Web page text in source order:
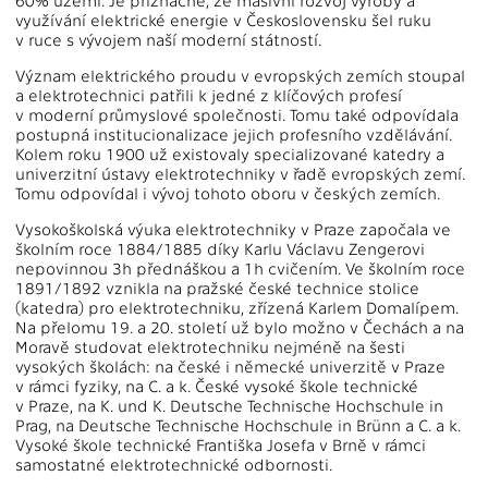
využívání elektrické energie v Československu šel ruku
v ruce s vývojem naší moderní státností.
Význam elektrického proudu v evropských zemích stoupal
a elektrotechnici patřili k jedné z klíčových profesí
v moderní průmyslové společnosti. Tomu také odpovídala
postupná institucionalizace jejich profesního vzdělávání.
Kolem roku 1900 už existovaly specializované katedry a
univerzitní ústavy elektrotechniky v řadě evropských zemí.
Tomu odpovídal i vývoj tohoto oboru v českých zemích.
Vysokoškolská výuka elektrotechniky v Praze započala ve
školním roce 1884/1885 díky Karlu Václavu Zengerovi
nepovinnou 3h přednáškou a 1h cvičením. Ve školním roce
1891/1892 vznikla na pražské české technice stolice
(katedra) pro elektrotechniku, zřízená Karlem Domalípem.
Na přelomu 19. a 20. století už bylo možno v Čechách a na
Moravě studovat elektrotechniku nejméně na šesti
vysokých školách: na české i německé univerzitě v Praze
v rámci fyziky, na C. a k. České vysoké škole technické
v Praze, na K. und K. Deutsche Technische Hochschule in
Prag, na Deutsche Technische Hochschule in Brünn a C. a k.
Vysoké škole technické Františka Josefa v Brně v rámci
samostatné elektrotechnické odbornosti.